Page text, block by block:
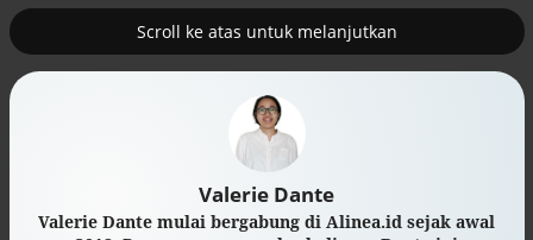
Scroll ke atas untuk melanjutkan
Valerie Dante
Valerie Dante mulai bergabung di Alinea.id sejak awal